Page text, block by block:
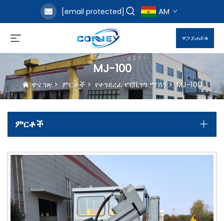
[email protected] AM
ዋጋ ይጠይቁ
MJ-100
ዋና ገጽ> ምርቶች>የተንደረፈ የፒቪንግ ማሽን> MJ-100
ምርቶች